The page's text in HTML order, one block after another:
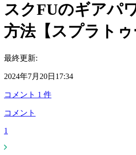
スクFUのギアパ
方法【スプラトゥ
最終更新:
2024年7月20日17:34
コメント 1 件
コメント
1